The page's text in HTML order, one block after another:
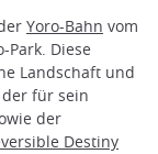
Yoro-Bahn vom
Park. Diese
Landschaft und
der für sein
der
Destiny